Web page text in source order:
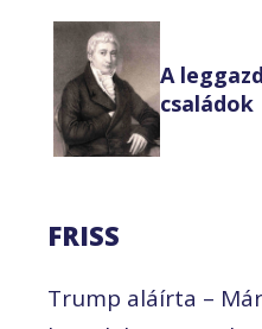
A
családok
FRISS
Trump aláírta –